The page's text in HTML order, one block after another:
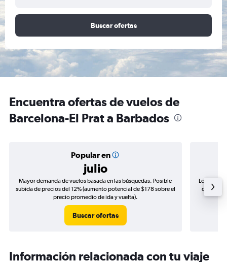
Buscar ofertas
Encuentra ofertas de vuelos de
Barcelona-El Prat a Barbados
Popular en
julio
Mayor demanda de vuelos basada en las búsquedas. Posible
subida de precios del 12% (aumento potencial de $178 sobre el
precio promedio de ida y vuelta).
Buscar ofertas
Los
de
Información relacionada con tu viaje